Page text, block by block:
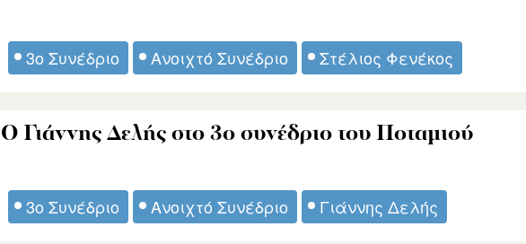
3ο Συνέδριο Ανοιχτό Συνέδριο
Στέλιος Φενέκος
Ο Γιάννης Δελής στο 3ο συνέδριο του Ποταμιού
3ο Συνέδριο Ανοιχτό Συνέδριο
Γιάννης Δελής